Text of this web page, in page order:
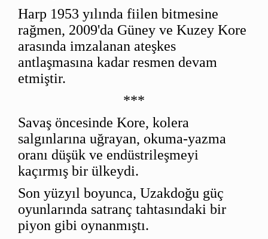
Harp 1953 yılında fiilen bitmesine
rağmen, 2009'da Güney ve Kuzey Kore
arasında imzalanan ateşkes
antlaşmasına kadar resmen devam
etmiştir.
***
Savaş öncesinde Kore, kolera
salgınlarına uğrayan, okuma-yazma
oranı düşük ve endüstrileşmeyi
kaçırmış bir ülkeydi.
Son yüzyıl boyunca, Uzakdoğu güç
oyunlarında satranç tahtasındaki bir
piyon gibi oynanmıştı.